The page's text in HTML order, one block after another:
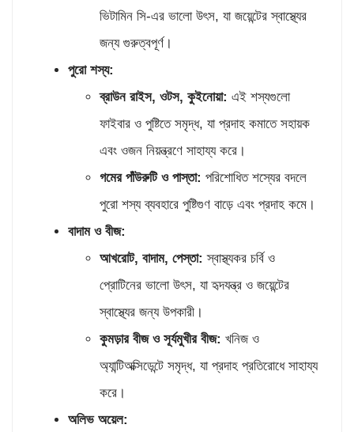
ভিটামিন সি-এর ভালো উৎস, যা জয়েন্টের স্বাস্থ্যের
জন্য গুরুত্বপূর্ণ।
পুরো শস্য:
ব্রাউন রাইস, ওটস, কুইনোয়া: এই শস্যগুলো
ফাইবার ও পুষ্টিতে সমৃদ্ধ, যা প্রদাহ কমাতে সহায়ক
এবং ওজন নিয়ন্ত্রণে সাহায্য করে।
গমের পাঁউরুটি ও পাস্তা: পরিশোধিত শস্যের বদলে
পুরো শস্য ব্যবহারে পুষ্টিগুণ বাড়ে এবং প্রদাহ কমে।
বাদাম ও বীজ:
আখরোট, বাদাম, পেস্তা: স্বাস্থ্যকর চর্বি ও
প্রোটিনের ভালো উৎস, যা হৃদযন্ত্র ও জয়েন্টের
স্বাস্থ্যের জন্য উপকারী।
কুমড়ার বীজ ও সূর্যমুখীর বীজ: খনিজ ও
অ্যান্টিঅক্সিডেন্টে সমৃদ্ধ, যা প্রদাহ প্রতিরোধে সাহায্য
করে।
অলিভ অয়েল: